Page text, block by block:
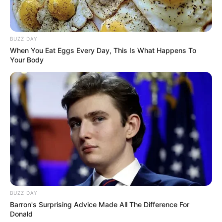
1. Aviador ou piloto de avião
BUZZ DAY
When You Eat Eggs Every Day, This Is What Happens To
Your Body
BUZZ DAY
Barron's Surprising Advice Made All The Difference For
Donald